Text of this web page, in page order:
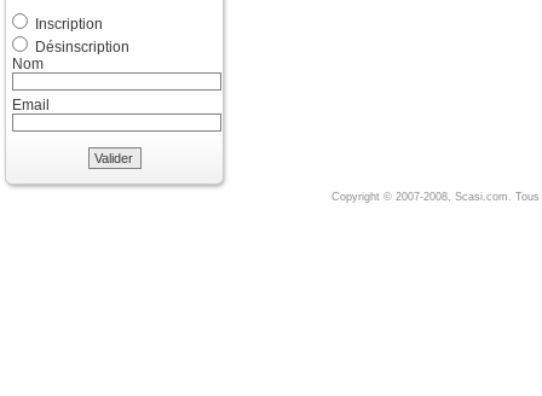
Inscription
Désinscription
Nom
Email
Valider
Copyright © 2007-2008, Scasi.com.